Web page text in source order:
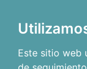
Este sitio web